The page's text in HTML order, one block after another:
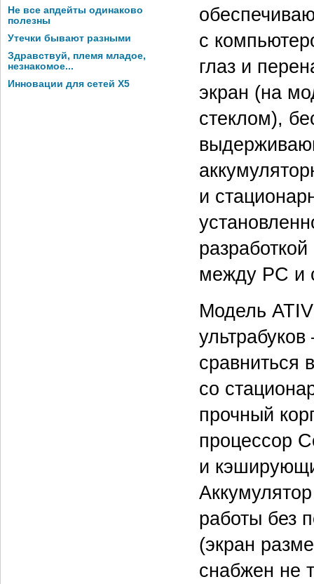
Не все апдейты одинаково
полезны
Утечки бывают разными
Здравствуй, племя младое,
незнакомое...
Инновации для сетей X5
с
глаз и
экран (на
стеклом),
и
между PC и
Модель
сравниться
со
прочный
процессор
и
работы без
(экран
снабжен не